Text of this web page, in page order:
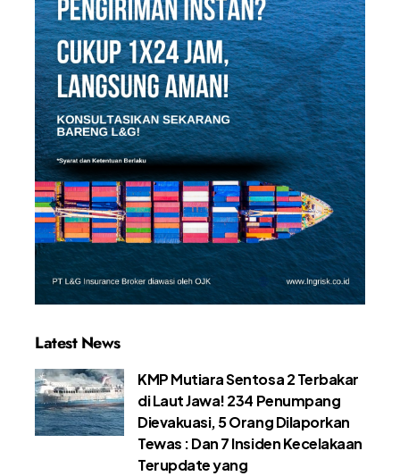
Latest News
KMP Mutiara Sentosa 2 Terbakar
di Laut Jawa! 234 Penumpang
Dievakuasi, 5 Orang Dilaporkan
Tewas : Dan 7 Insiden Kecelakaan
Terupdate yang